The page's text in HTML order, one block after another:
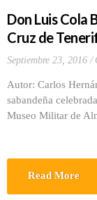
Don Luis Cola
Cruz de
Septiembre 23, 2016
Autor: Carlos
sabandeña
Museo Militar de
Read More